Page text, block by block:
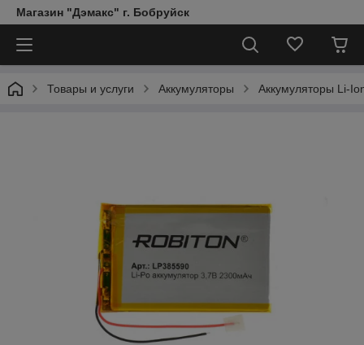
Магазин "Дэмакс" г. Бобруйск
Товары и услуги Аккумуляторы Аккумуляторы Li-